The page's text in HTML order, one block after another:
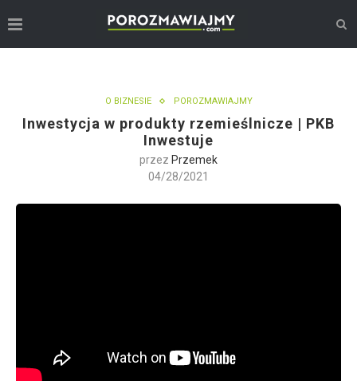
O BIZNESIE POROZMAWIAJMY
Inwestycja w produkty rzemieślnicze | PKB
Inwestuje
przez Przemek
04/28/2021